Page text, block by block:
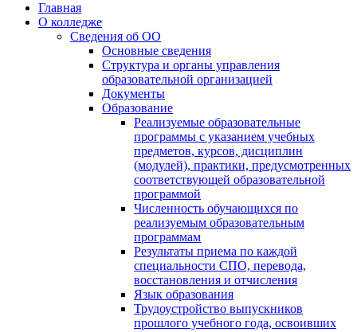
Главная
О колледже
Сведения об ОО
Основные сведения
Структура и органы управления
образовательной организацией
Документы
Образование
Реализуемые образовательные
программы с указанием учебных
предметов, курсов, дисциплин
(модулей), практики, предусмотренных
соответствующей образовательной
программой
Численность обучающихся по
реализуемым образовательным
программам
Результаты приема по каждой
специальности СПО, перевода,
восстановления и отчисления
Язык образования
Трудоустройство выпускников
прошлого учебного года, освоивших